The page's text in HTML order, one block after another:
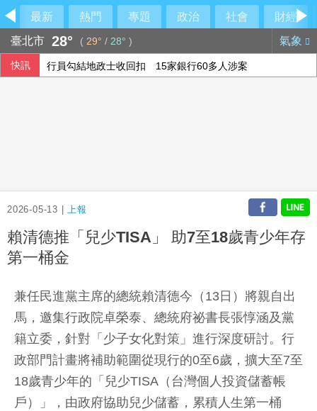
最新 熱門 專題 政治 社會
財經
臺北市 28° ( 29° / 28° ) 氣象
快訊 行員勾結地政士收回扣 15家銀行60多人涉案
2026-05-13 |上報
賴清德推「兒少TISA」 助7至18歲青少年存
第一桶金
兼任民進黨主席的總統賴清德今（13日）將親自出
馬，邀集行政院卓榮泰、總統府祕書長張惇涵及黨
籍立委，針對「少子女化對策」進行深度研討。行
政部門計畫將補助範圍從現行的0至6歲，擴大至7至
18歲青少年的「兒少TISA（台灣個人投資儲蓄帳
戶）」，由政府協助兒少儲蓄，累積人生第一桶